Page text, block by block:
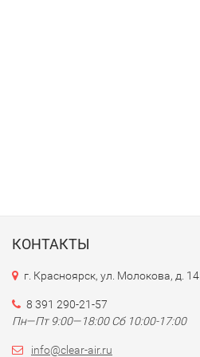
КОНТАКТЫ
г. Красноярск, ул. Молокова, д. 14
8 391 290-21-57
Пн—Пт 9:00—18:00 Сб 10:00-17:00
info@clear-air.ru